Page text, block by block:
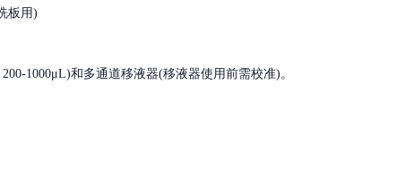
板用)
1000μL)和多通道移液器(移液器使用前需校准)。